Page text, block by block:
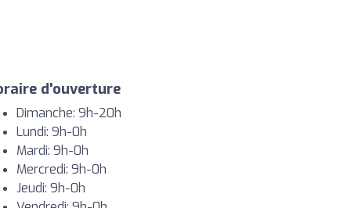
d'ouverture
Dimanche: 9h-20h
Lundi: 9h-0h
Mardi: 9h-0h
Mercredi: 9h-0h
Jeudi: 9h-0h